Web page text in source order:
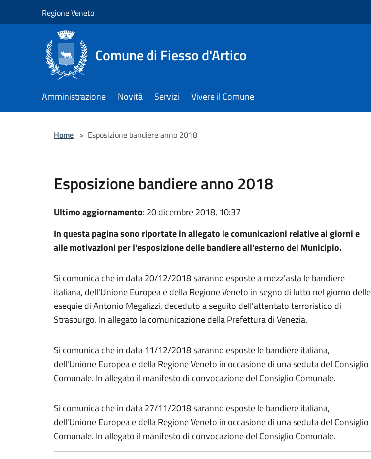
Regione Veneto
Comune di Fiesso d'Artico
Amministrazione Novità Servizi Vivere il Comune
Home > Esposizione bandiere anno 2018
Esposizione bandiere anno 2018
Ultimo aggiornamento: 20 dicembre 2018, 10:37
In questa pagina sono riportate in allegato le comunicazioni relative ai giorni e
alle motivazioni per l'esposizione delle bandiere all'esterno del Municipio.
Si comunica che in data 20/12/2018 saranno esposte a mezz'asta le bandiere
italiana, dell'Unione Europea e della Regione Veneto in segno di lutto nel giorno delle
esequie di Antonio Megalizzi, deceduto a seguito dell'attentato terroristico di
Strasburgo. In allegato la comunicazione della Prefettura di Venezia.
Si comunica che in data 11/12/2018 saranno esposte le bandiere italiana,
dell'Unione Europea e della Regione Veneto in occasione di una seduta del Consiglio
Comunale. In allegato il manifesto di convocazione del Consiglio Comunale.
Si comunica che in data 27/11/2018 saranno esposte le bandiere italiana,
dell'Unione Europea e della Regione Veneto in occasione di una seduta del Consiglio
Comunale. In allegato il manifesto di convocazione del Consiglio Comunale.